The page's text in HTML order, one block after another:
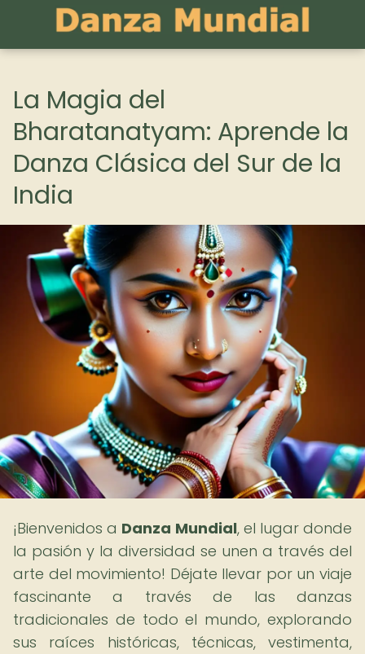
La Magia del
Bharatanatyam: Aprende la
Danza Clásica del Sur de la
India
¡Bienvenidos a Danza Mundial, el lugar donde
la pasión y la diversidad se unen a través del
arte del movimiento! Déjate llevar por un viaje
fascinante a través de las danzas
tradicionales de todo el mundo, explorando
sus raíces históricas, técnicas, vestimenta,